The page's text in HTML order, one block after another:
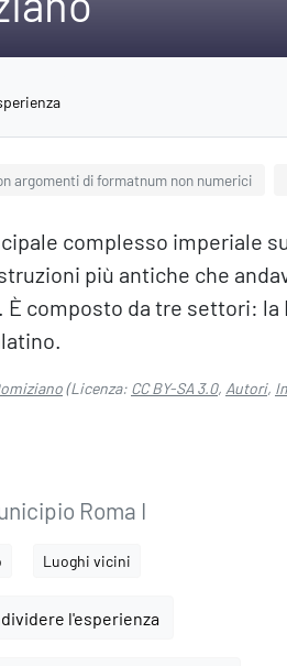
argomenti di formatnum non numerici
complesso imperiale
più antiche che
composto da tre settori: la
(Licenza: CC BY-SA 3.0, Autori,
Roma I
Luoghi vicini
l'esperienza